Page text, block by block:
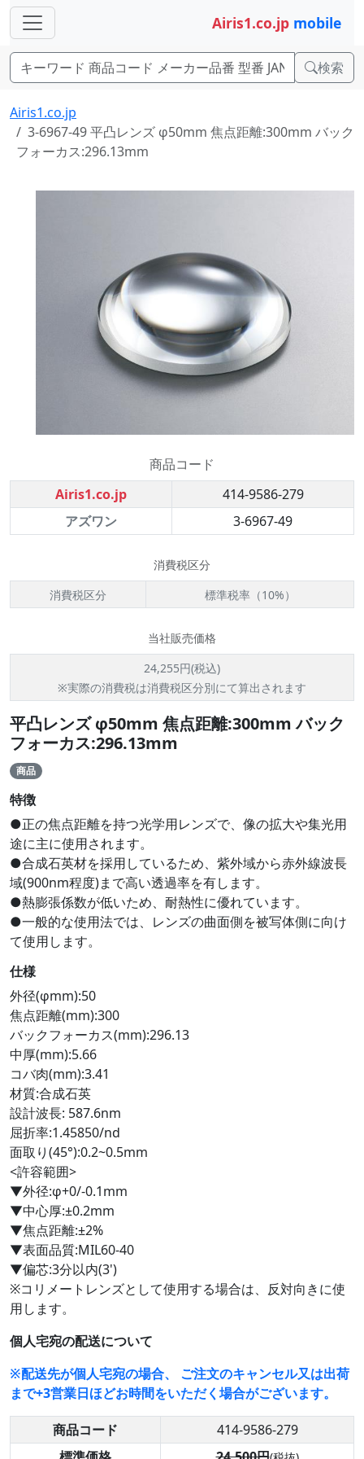
Airis1.co.jp mobile
検索
Airis1.co.jp
3-6967-49 平凸レンズ φ50mm 焦点距離:300mm バック
フォーカス:296.13mm
商品コード
Airis1.co.jp
414-9586-279
アズワン
3-6967-49
消費税区分
消費税区分
標準税率（10%）
当社販売価格
24,255円(税込)
※実際の消費税は消費税区分別にて算出されます
平凸レンズ φ50mm 焦点距離:300mm バック
フォーカス:296.13mm
商品
特徴
●正の焦点距離を持つ光学用レンズで、像の拡大や集光用
途に主に使用されます。
●合成石英材を採用しているため、紫外域から赤外線波長
域(900nm程度)まで高い透過率を有します。
●熱膨張係数が低いため、耐熱性に優れています。
●一般的な使用法では、レンズの曲面側を被写体側に向け
て使用します。
仕様
外径(φmm):50
焦点距離(mm):300
バックフォーカス(mm):296.13
中厚(mm):5.66
コバ肉(mm):3.41
材質:合成石英
設計波長: 587.6nm
屈折率:1.45850/nd
面取り(45°):0.2~0.5mm
<許容範囲>
▼外径:φ+0/-0.1mm
▼中心厚:±0.2mm
▼焦点距離:±2%
▼表面品質:MIL60-40
▼偏芯:3分以内(3')
※コリメートレンズとして使用する場合は、反対向きに使
用します。
個人宅宛の配送について
※配送先が個人宅宛の場合、 ご注文のキャンセル又は出荷
まで+3営業日ほどお時間をいただく場合がございます。
商品コード
414-9586-279